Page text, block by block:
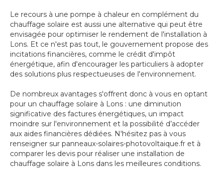
Le recours à une pompe à chaleur en complément du
chauffage solaire est aussi une alternative qui peut être
envisagée pour optimiser le rendement de l'installation à
Lons. Et ce n'est pas tout, le gouvernement propose des
incitations financières, comme le crédit d'impôt
énergétique, afin d'encourager les particuliers à adopter
des solutions plus respectueuses de l'environnement.
De nombreux avantages s'offrent donc à vous en optant
pour un chauffage solaire à Lons : une diminution
significative des factures énergétiques, un impact
moindre sur l'environnement et la possibilité d’accéder
aux aides financières dédiées. N'hésitez pas à vous
renseigner sur panneaux-solaires-photovoltaique.fr et à
comparer les devis pour réaliser une installation de
chauffage solaire à Lons dans les meilleures conditions.